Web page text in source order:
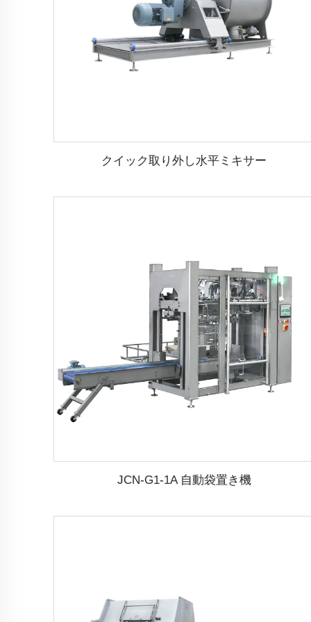
クイック取り外し水平ミキサー
JCN-G1-1A 自動袋置き機